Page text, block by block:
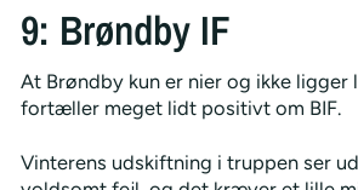
9: Brøndby IF
At Brøndby kun er nier og ikke ligger
fortæller meget lidt positivt om BIF.
Vinterens udskiftning i truppen ser